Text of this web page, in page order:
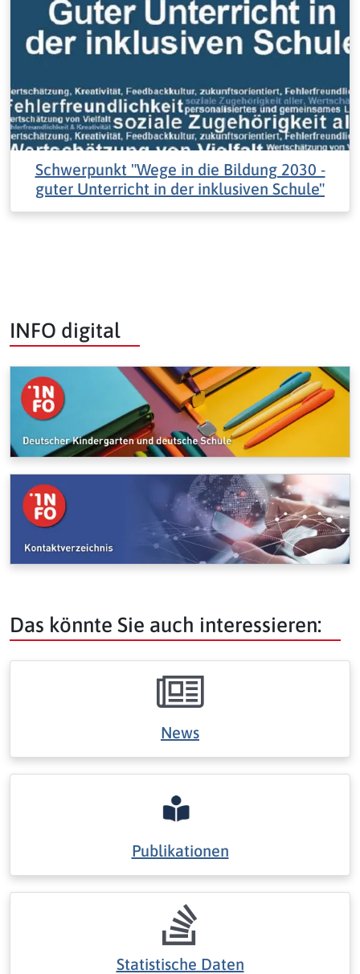
Schwerpunkt "Wege in die Bildung 2030 -
guter Unterricht in der inklusiven Schule"
INFO digital
Das könnte Sie auch interessieren:
News
Publikationen
Statistische Daten